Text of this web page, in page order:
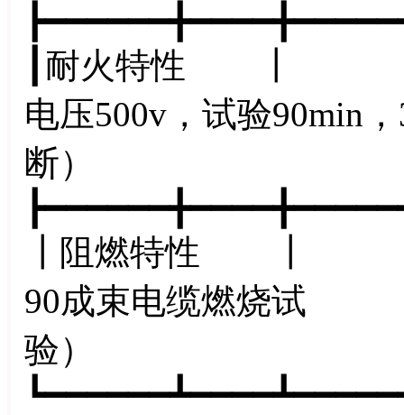
┃耐火特性 ┃ ┃A
电压500v，试验90min
断）
┃阻燃特性 ┃ ┃
90成束电缆燃烧试
验